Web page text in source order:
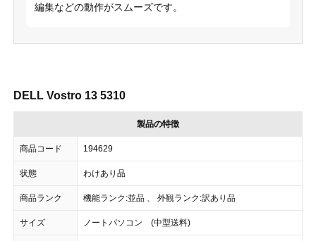
編集などの動作がスムーズです。
DELL Vostro 13 5310
製品の特徴
商品コード 194629
状態 わけあり品
商品ランク 機能ランク:並品 、 外観ランク:訳あり品
サイズ ノートパソコン (中型送料)